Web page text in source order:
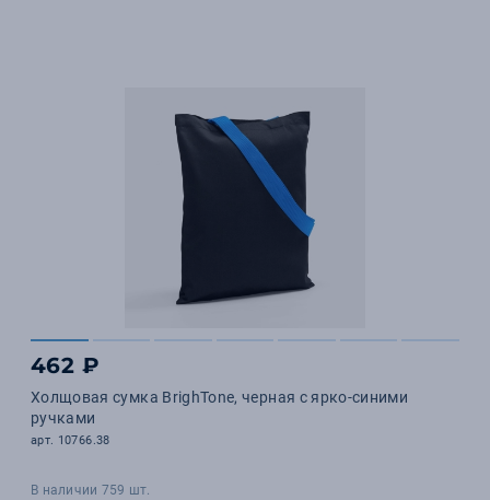
462 ₽
Холщовая сумка BrighTone, черная с ярко-синими
ручками
арт. 10766.38
В наличии 759 шт.